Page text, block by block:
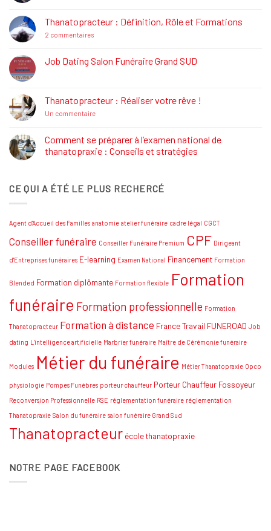
La
Réglementation
Funéraire
Thanatopracteur : Définition, Rôle et Formations
2 commentairessur
Définition,
Rôle
Job Dating Salon Funéraire Grand SUD
Job
Dating
Salon
SUD
Thanatopracteur : Réaliser votre rêve !
Un commentairesur
Réaliser
votre
rêve
Comment se préparer à l’examen national de
thanatopraxie : Conseils et stratégies
Comment
se
national
thanatopraxie
Conseils
CE QUI A ÉTÉ LE PLUS RECHERCÉ
Agent d'Accueil des Familles anatomie atelier funéraire cadre légal CGCT
Conseiller funéraire Conseiller Funéraire Premium CPF Dirigeant
d'Entreprises funéraires E-learning Examen National Financement Formation
Blended Formation diplômante Formation flexible Formation
funéraire Formation professionnelle Formation
Thanatopracteur Formation à distance France Travail FUNEROAD Job
dating L'intelligence artificielle Marbrier funéraire Maître de Cérémonie funéraire
Modules Métier du funéraire Métier Thanatopraxie Opco
physiologie Pompes Funèbres porteur chauffeur Porteur Chauffeur Fossoyeur
Reconversion Professionnelle RSE réglementation funéraire réglementation
Thanatopraxie Salon du funéraire salon funéraire Grand Sud
Thanatopracteur école thanatopraxie
NOTRE PAGE FACEBOOK